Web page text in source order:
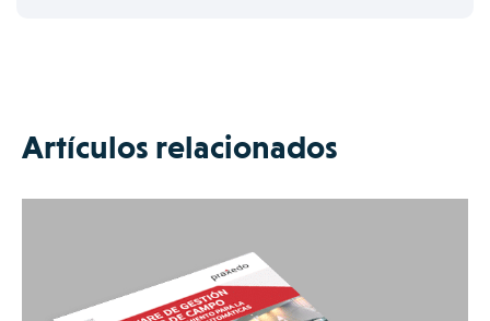
Artículos relacionados